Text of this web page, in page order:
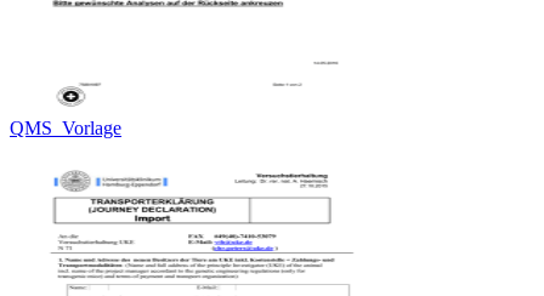
QMS_Vorlage